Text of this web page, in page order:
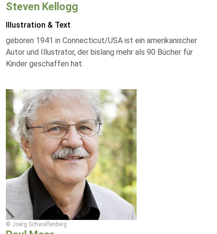
Steven Kellogg
Illustration & Text
geboren 1941 in Connecticut/USA ist ein amerikanischer
Autor und Illustrator, der bislang mehr als 90 Bücher für
Kinder geschaffen hat.
© Joerg Schwalfenberg